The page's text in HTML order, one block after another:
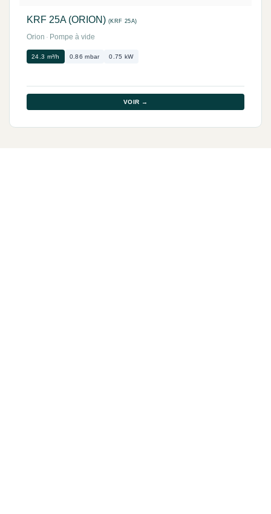
KRF 25A (ORION) (KRF 25A)
Orion · Pompe à vide
24.3 m³/h 0.86 mbar 0.75 kW
VOIR →